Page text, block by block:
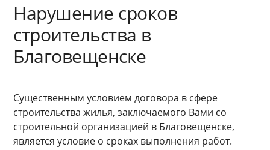
Нарушение сроков
строительства в
Благовещенске
Существенным условием договора в сфере
строительства жилья, заключаемого Вами со
строительной организацией в Благовещенске,
является условие о сроках выполнения работ.